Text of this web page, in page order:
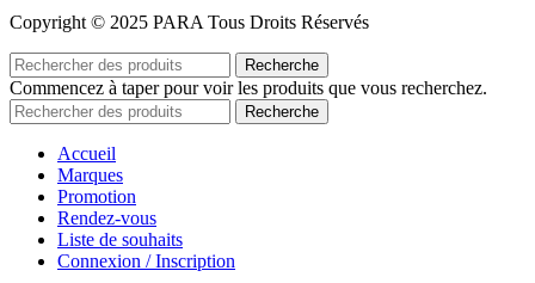
Copyright © 2025 PARA Tous Droits Réservés
Recherche
Commencez à taper pour voir les produits que vous recherchez.
Recherche
Accueil
Marques
Promotion
Rendez-vous
Liste de souhaits
Connexion / Inscription